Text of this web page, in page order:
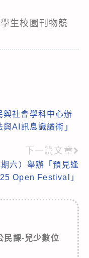
生校園刊物競
與社會學科中心辦
AI訊息識讀術」
下一篇文章
六）舉辦「預見逢
Open Festival」
民課-兒少數位